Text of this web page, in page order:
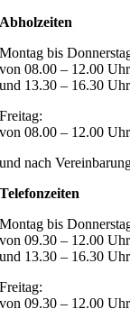
Abholzeiten
Montag bis
von 08.00 – 12.00 Uhr
und 13.30 – 16.30 Uhr
Freitag:
von 08.00 – 12.00 Uhr
und nach
Telefonzeiten
Montag bis
von 09.30 – 12.00 Uhr
und 13.30 – 16.30 Uhr
Freitag:
von 09.30 – 12.00 Uhr